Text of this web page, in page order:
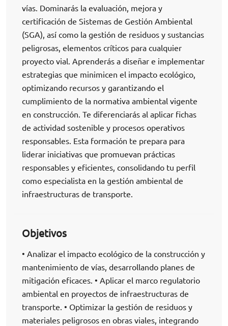
vías. Dominarás la evaluación, mejora y
certificación de Sistemas de Gestión Ambiental
(SGA), así como la gestión de residuos y sustancias
peligrosas, elementos críticos para cualquier
proyecto vial. Aprenderás a diseñar e implementar
estrategias que minimicen el impacto ecológico,
optimizando recursos y garantizando el
cumplimiento de la normativa ambiental vigente
en construcción. Te diferenciarás al aplicar fichas
de actividad sostenible y procesos operativos
responsables. Esta formación te prepara para
liderar iniciativas que promuevan prácticas
responsables y eficientes, consolidando tu perfil
como especialista en la gestión ambiental de
infraestructuras de transporte.
Objetivos
• Analizar el impacto ecológico de la construcción y
mantenimiento de vías, desarrollando planes de
mitigación eficaces. • Aplicar el marco regulatorio
ambiental en proyectos de infraestructuras de
transporte. • Optimizar la gestión de residuos y
materiales peligrosos en obras viales, integrando